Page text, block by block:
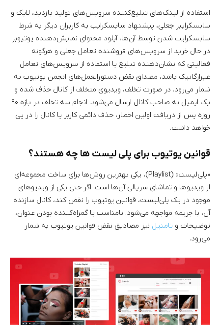
استفاده از لینک‌های تبلیغ‌کننده سرویس‌های تولید بازدید، لایک و
سابسکرایبر جعلی، پیشنهاد سابسکرایب به کاربران دیگر به شرط
سابسکرایب شدن توسط آن‌ها، آپلود محتوای نمایش‌دهنده یوتیوبر
در حال خرید از سرویس‌های فروشنده تعامل جعلی و هرگونه
فعالیتی که نشان‌دهنده تبلیغ یا استفاده از سرویس‌های تعامل
غیرارگانیک باشد، مصداق نقض دستورالعمل‌های انجمن یوتیوب به
شمار می‌رود. در صورت تخلف، ویدیوی متخلف از کانال حذف شده و
یک ایمیل به صاحب کانال ارسال می‌شود. انجام سه تخلف در بازه ۹۰
روزه پس از دریافت اولین اخطار، حذف دائمی کاربر یا کانال را در پی
خواهد داشت.
قوانین یوتیوب برای پلی لیست ها چه هستند؟
«پلی‌لیست» (Playlist)، یکی بهترین روش‌ها برای ساخت مجموعه‌ای
از ویدیوها و تماشای سریالی آن‌ها است. اگر حتی یکی از ویدیوهای
موجود در یک پلی‌لیست، قوانین یوتیوب را نقض کند، کانال سازنده
آن، با جریمه مواجهه می‌شود. نامناسب یا گمراه‌کننده بودن عنوان،
توضیحات و تامنیل نیز مصادیق نقض قوانین یوتیوب به شمار
می‌رود.